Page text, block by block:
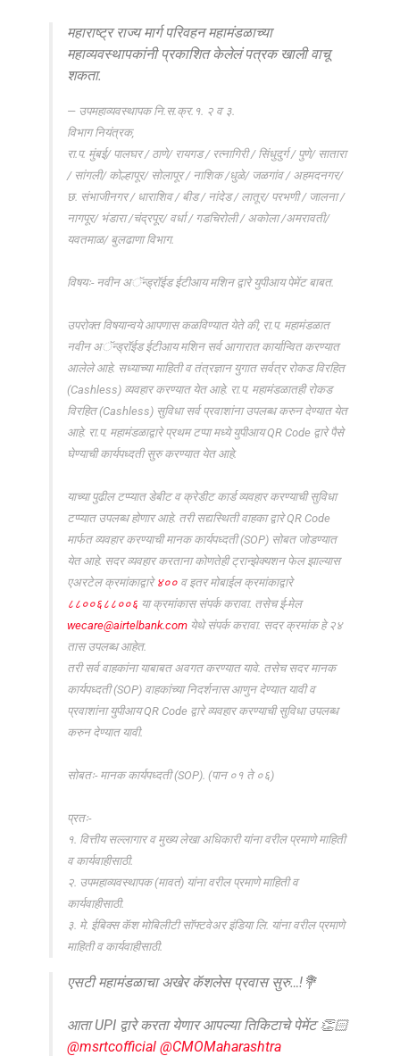
महाराष्ट्र राज्य मार्ग परिवहन महामंडळाच्या
महाव्यवस्थापकांनी प्रकाशित केलेलं पत्रक खाली वाचू
शकता.
उपमहाव्यवस्थापक नि.स.क्र.१. २ व ३.
विभाग नियंत्रक,
रा.प. मुंबई/ पालघर / ठाणे/ रायगड / रत्नागिरी / सिंधुदुर्ग / पुणे/ सातारा
/ सांगली/ कोल्हापूर/ सोलापूर / नाशिक /धुळे/ जळगांव / अहमदनगर/
छ. संभाजीनगर / धाराशिव / बीड / नांदेड / लातूर/ परभणी / जालना /
नागपूर/ भंडारा /चंद्रपूर/ वर्धा / गडचिरोली / अकोला /अमरावती/
यवतमाळ/ बुलढाणा विभाग.
विषयः- नवीन अॅन्ड्रॉईड ईटीआय मशिन द्वारे युपीआय पेमेंट बाबत.
उपरोक्त विषयान्वये आपणास कळविण्यात येते की, रा.प. महामंडळात
नवीन अॅन्ड्रॉईड ईटीआय मशिन सर्व आगारात कार्यान्वित करण्यात
आलेले आहे. सध्याच्या माहिती व तंत्रज्ञान युगात सर्वत्र रोकड विरहित
(Cashless) व्यवहार करण्यात येत आहे. रा.प. महामंडळातही रोकड
विरहित (Cashless) सुविधा सर्व प्रवाशांना उपलब्ध करुन देण्यात येत
आहे. रा.प. महामंडळाद्वारे प्रथम टप्पा मध्ये युपीआय QR Code द्वारे पैसे
घेण्याची कार्यपध्दती सुरु करण्यात येत आहे.
याच्या पुढील टप्प्यात डेबीट व क्रेडीट कार्ड व्यवहार करण्याची सुविधा
टप्प्यात उपलब्ध होणार आहे. तरी सद्यस्थिती वाहका द्वारे QR Code
मार्फत व्यवहार करण्याची मानक कार्यपध्दती (SOP) सोबत जोडण्यात
येत आहे. सदर व्यवहार करताना कोणतेही ट्रान्झेक्यशन फेल झाल्यास
एअरटेल क्रमांकाद्वारे ४०० व इतर मोबाईल क्रमांकाद्वारे
८८००६८८००६ या क्रमांकास संपर्क करावा. तसेच ई-मेल
wecare@airtelbank.com येथे संपर्क करावा. सदर क्रमांक हे २४
तास उपलब्ध आहेत.
तरी सर्व वाहकांना याबाबत अवगत करण्यात यावे. तसेच सदर मानक
कार्यपध्दती (SOP) वाहकांच्या निदर्शनास आणुन देण्यात यावी व
प्रवाशांना युपीआय QR Code द्वारे व्यवहार करण्याची सुविधा उपलब्ध
करुन देण्यात यावी.
सोबतः- मानक कार्यपध्दती (SOP). (पान ०१ ते ०६)
प्रतः-
१. वित्तीय सल्लागार व मुख्य लेखा अधिकारी यांना वरील प्रमाणे माहिती
व कार्यवाहीसाठी.
२. उपमहाव्यवस्थापक (मावतं) यांना वरील प्रमाणे माहिती व
कार्यवाहीसाठी.
३. मे. ईबिक्स कॅश मोबिलीटी सॉफ्टवेअर इंडिया लि. यांना वरील प्रमाणे
माहिती व कार्यवाहीसाठी.
एसटी महामंडळाचा अखेर कॅशलेस प्रवास सुरु…!💐
आता UPI द्वारे करता येणार आपल्या तिकिटाचे पेमेंट 👏🏻
@msrtcofficial @CMOMaharashtra